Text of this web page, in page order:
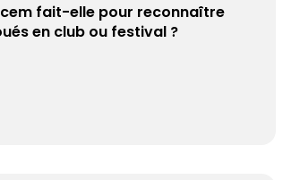
fait-elle pour reconnaître
en club ou festival ?